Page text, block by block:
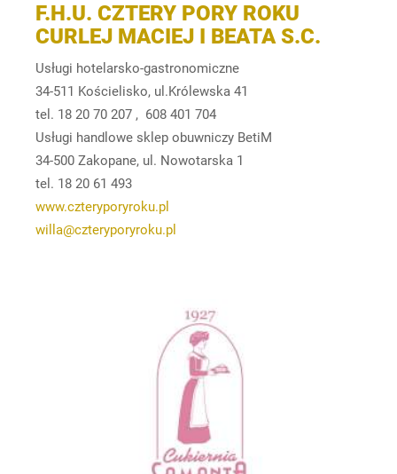
F.H.U. CZTERY PORY ROKU
CURLEJ MACIEJ I BEATA S.C.
Usługi hotelarsko-gastronomiczne
34-511 Kościelisko, ul.Królewska 41
tel. 18 20 70 207 , 608 401 704
Usługi handlowe sklep obuwniczy BetiM
34-500 Zakopane, ul. Nowotarska 1
tel. 18 20 61 493
www.czteryporyroku.pl
willa@czteryporyroku.pl